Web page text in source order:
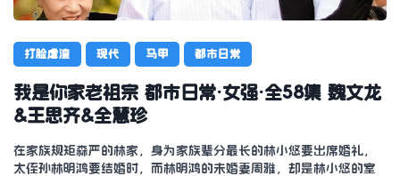
打脸虐渣 现代 马甲 都市日常
我是你家老祖宗 都市日常·女强·全58集 魏文龙
&王思齐&全慧珍
在家族规矩森严的林家，身为家族辈分最长的林小悠要出席婚礼，
太侄孙林明鸿要结婚时，而林明鸿的未婚妻周雅，却是林小悠的室